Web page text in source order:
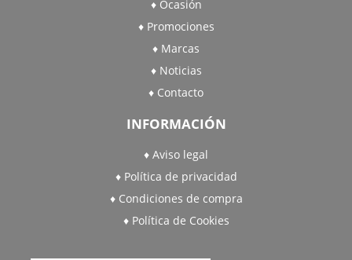
Ocasión
Promociones
Marcas
Noticias
Contacto
INFORMACIÓN
Aviso legal
Política de privacidad
Condiciones de compra
Política de Cookies